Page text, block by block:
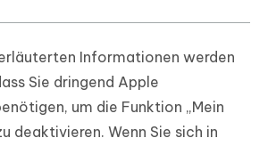
Informationen werden
Sie dringend Apple
um die Funktion „Mein
deaktivieren. Wenn Sie sich in